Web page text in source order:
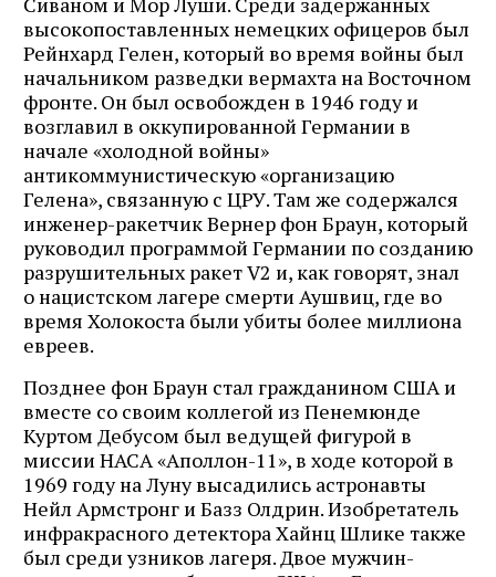
высокопоставленных немецких офицеров был
Рейнхард Гелен, который во время войны был
начальником разведки вермахта на Восточном
фронте. Он был освобожден в 1946 году и
возглавил в оккупированной Германии в
начале «холодной войны»
антикоммунистическую «организацию
Гелена», связанную с ЦРУ. Там же содержался
инженер-ракетчик Вернер фон Браун, который
руководил программой Германии по созданию
разрушительных ракет V2 и, как говорят, знал
о нацистском лагере смерти Аушвиц, где во
время Холокоста были убиты более миллиона
евреев.
Позднее фон Браун стал гражданином США и
вместе со своим коллегой из Пенемюнде
Куртом Дебусом был ведущей фигурой в
миссии НАСА «Аполлон-11», в ходе которой в
1969 году на Луну высадились астронавты
Нейл Армстронг и Базз Олдрин. Изобретатель
инфракрасного детектора Хайнц Шлике также
был среди узников лагеря. Двое мужчин-